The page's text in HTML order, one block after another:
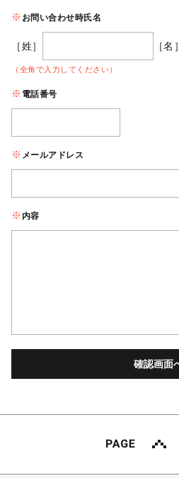
お問い合わせ時氏名
［姓］ ［名］
（全角で入力してください）
電話番号
メールアドレス
内容